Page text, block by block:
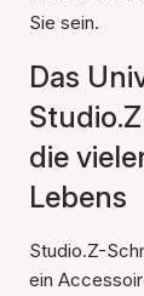
Sie sein.
Das
die
Lebens
Studio.Z-
ein